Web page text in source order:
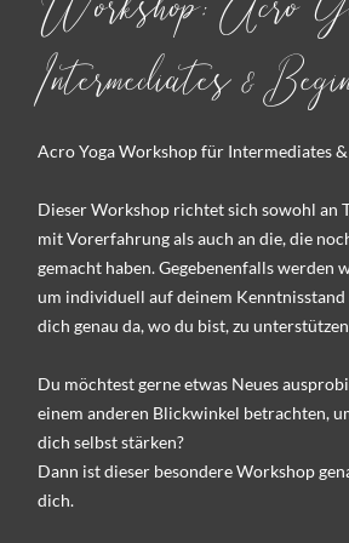
Intermediates &
Acro Yoga Workshop für Intermediates
Dieser Workshop richtet sich sowohl an
mit Vorerfahrung als auch an die, die
gemacht haben. Gegebenenfalls werden
um individuell auf deinem Kenntnisstand
dich genau da, wo du bist, zu
Du möchtest gerne etwas Neues
einem anderen Blickwinkel betrachten,
dich selbst stärken?
Dann ist dieser besondere Workshop
dich.